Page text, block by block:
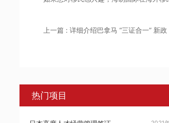
上一篇 : 详细介绍巴拿马 “三证合一” 新政
热门项目